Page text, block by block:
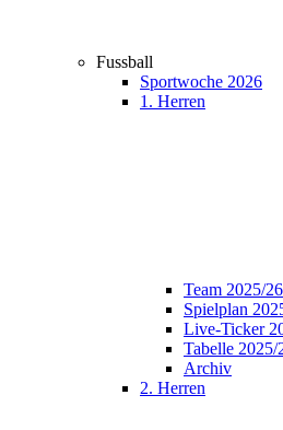
Fussball
Sportwoche 2026
1. Herren
Team 2025/26
Spielplan
Live-Ticker
Tabelle 2025/
Archiv
2. Herren